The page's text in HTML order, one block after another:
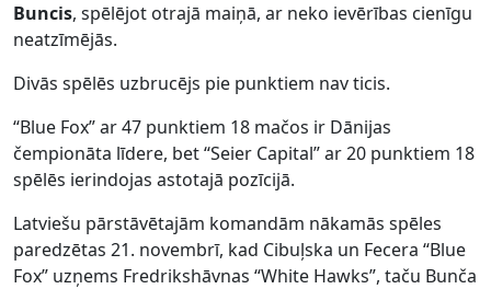
Buncis, spēlējot otrajā maiņā, ar neko ievērības cienīgu
neatzīmējās.
Divās spēlēs uzbrucējs pie punktiem nav ticis.
“Blue Fox” ar 47 punktiem 18 mačos ir Dānijas
čempionāta līdere, bet “Seier Capital” ar 20 punktiem 18
spēlēs ierindojas astotajā pozīcijā.
Latviešu pārstāvētajām komandām nākamās spēles
paredzētas 21. novembrī, kad Cibuļska un Fecera “Blue
Fox” uzņems Fredrikshāvnas “White Hawks”, taču Bunča